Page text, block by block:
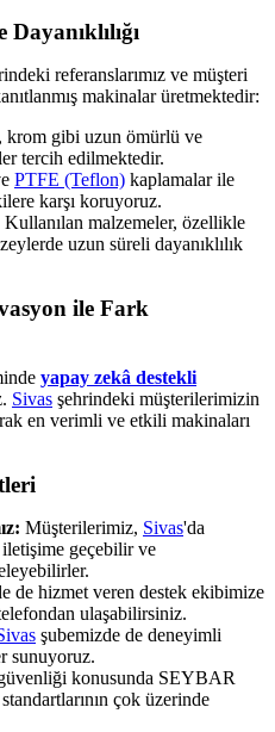
referanslarımız ve müşteri
makinalar üretmektedir:
krom gibi uzun ömürlü ve
tercih edilmektedir.
PTFE (Teflon) kaplamalar ile
karşı koruyoruz.
Kullanılan malzemeler, özellikle
uzun süreli dayanıklılık
ile Fark
yapay zekâ destekli
Sivas şehrindeki müşterilerimizin
en verimli ve etkili makinaları
Müşterilerimiz, Sivas'da
iletişime geçebilir ve
de hizmet veren destek ekibimize
ulaşabilirsiniz.
şubemizde de deneyimli
sunuyoruz.
konusunda SEYBAR
çok üzerinde